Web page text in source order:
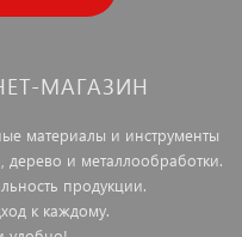
МАГАЗИН
материалы и инструменты
дерево и металлообработки.
продукции.
к каждому.